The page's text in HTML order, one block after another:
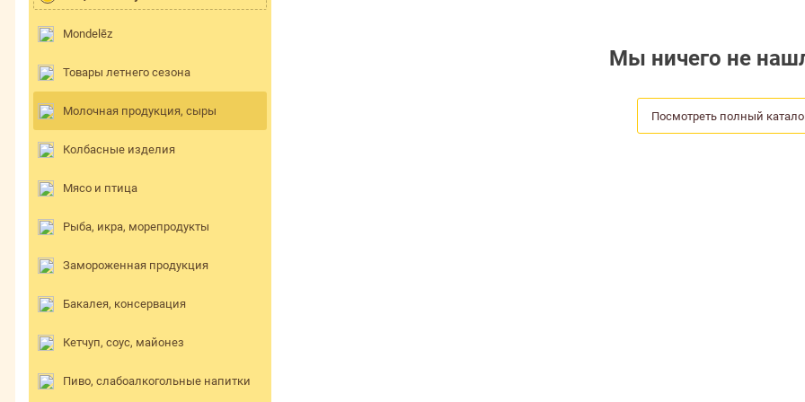
Mondelēz
Товары летнего сезона
Молочная продукция, сыры
Колбасные изделия
Мясо и птица
Рыба, икра, морепродукты
Замороженная продукция
Бакалея, консервация
Кетчуп, соус, майонез
Пиво, слабоалкогольные напитки
Мы ничего не
Посмотреть полный